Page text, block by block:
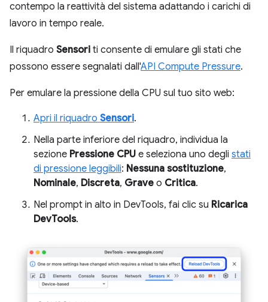
contempo la reattività del sistema adattando i carichi di
lavoro in tempo reale.
Il riquadro Sensori ti consente di emulare gli stati che
possono essere segnalati dall'API Compute Pressure.
Per emulare la pressione della CPU sul tuo sito web:
Apri il riquadro Sensori.
Nella parte inferiore del riquadro, individua la
sezione Pressione CPU e seleziona uno degli stati
di pressione leggibili: Nessuna sostituzione,
Nominale, Discreta, Grave o Critica.
Nel prompt in alto in DevTools, fai clic su Ricarica
DevTools.